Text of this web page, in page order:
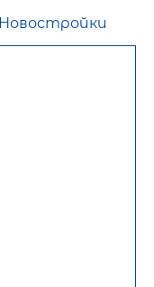
Новостройки